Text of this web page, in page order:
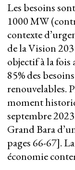
Les besoins
1000 MW
contexte
de la Vision
objectif à la
85% des
renouvelables.
moment
septembre
Grand Bara
pages 66-67].
économie